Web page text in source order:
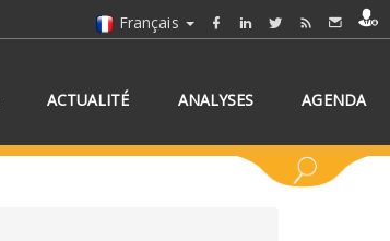
Français
ACTUALITÉ ANALYSES AGENDA